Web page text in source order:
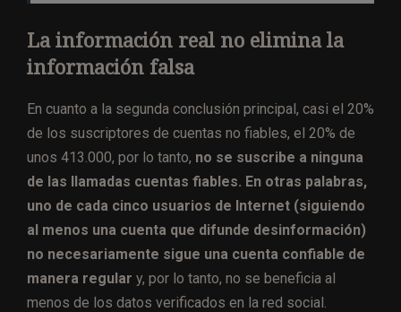
La información real no elimina la
información falsa
En cuanto a la segunda conclusión principal, casi el 20%
de los suscriptores de cuentas no fiables, el 20% de
unos 413.000, por lo tanto, no se suscribe a ninguna
de las llamadas cuentas fiables. En otras palabras,
uno de cada cinco usuarios de Internet (siguiendo
al menos una cuenta que difunde desinformación)
no necesariamente sigue una cuenta confiable de
manera regular y, por lo tanto, no se beneficia al
menos de los datos verificados en la red social.